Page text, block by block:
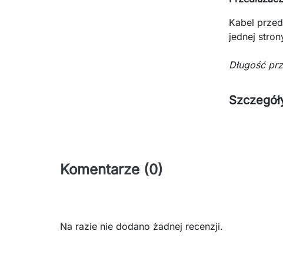
Kabel
jednej
Długość
Komentarze (0)
Na razie nie dodano żadnej recenzji.